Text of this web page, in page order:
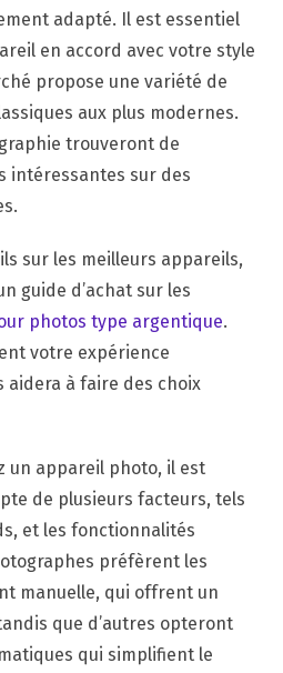
adapté. Il est essentiel
en accord avec votre style
propose une variété de
aux plus modernes.
trouveront de
intéressantes sur des
sur les meilleurs appareils,
guide d’achat sur les
photos type argentique.
votre expérience
aidera à faire des choix
un appareil photo, il est
de plusieurs facteurs, tels
et les fonctionnalités
préfèrent les
manuelle, qui offrent un
que d’autres opteront
qui simplifient le